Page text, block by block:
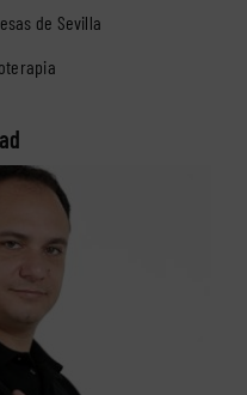
de Sevilla